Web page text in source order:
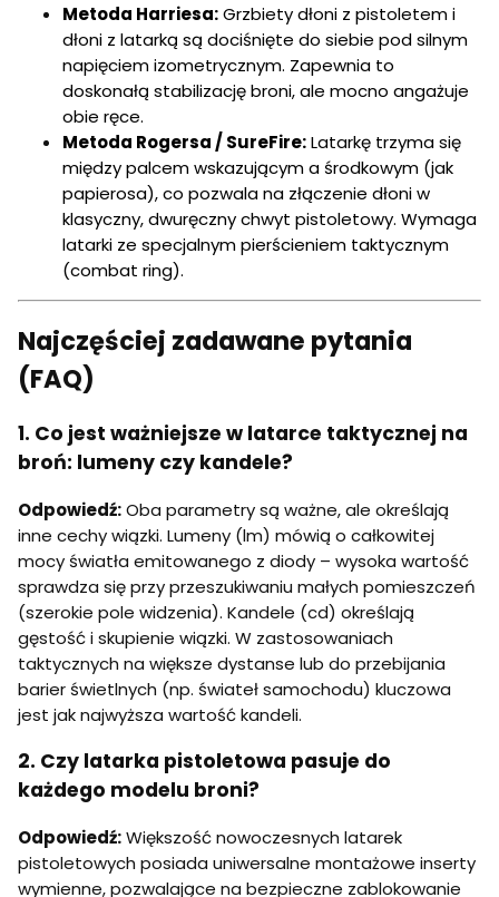
Metoda Harriesa:Grzbiety dłoni z pistoletem i
dłoni z latarką są dociśnięte do siebie pod silnym
napięciem izometrycznym. Zapewnia to
doskonałą stabilizację broni, ale mocno angażuje
obie ręce.
Metoda Rogersa / SureFire:Latarkę trzyma się
między palcem wskazującym a środkowym (jak
papierosa), co pozwala na złączenie dłoni w
klasyczny, dwuręczny chwyt pistoletowy. Wymaga
latarki ze specjalnym pierścieniem taktycznym
(combat ring).
Najczęściej zadawane pytania
(FAQ)
1. Co jest ważniejsze w latarce taktycznej na
broń: lumeny czy kandele?
Odpowiedź:Oba parametry są ważne, ale określają
inne cechy wiązki. Lumeny (lm) mówią o całkowitej
mocy światła emitowanego z diody – wysoka wartość
sprawdza się przy przeszukiwaniu małych pomieszczeń
(szerokie pole widzenia). Kandele (cd) określają
gęstość i skupienie wiązki. W zastosowaniach
taktycznych na większe dystanse lub do przebijania
barier świetlnych (np. świateł samochodu) kluczowa
jest jak najwyższa wartość kandeli.
2. Czy latarka pistoletowa pasuje do
każdego modelu broni?
Odpowiedź:Większość nowoczesnych latarek
pistoletowych posiada uniwersalne montażowe inserty
wymienne, pozwalające na bezpieczne zablokowanie